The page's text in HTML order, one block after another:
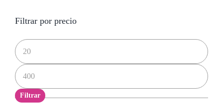
Filtrar por precio
Precio
mínimo
Precio
máximo
Filtrar